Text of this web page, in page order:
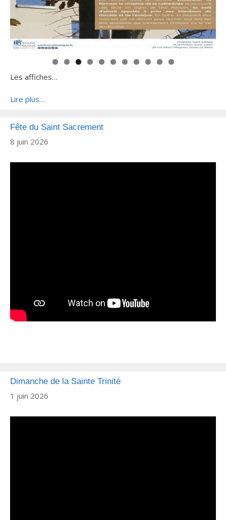
Les affiches…
Lire plus…
Fête du Saint Sacrement
8 juin 2026
Dimanche de la Sainte Trinité
1 juin 2026